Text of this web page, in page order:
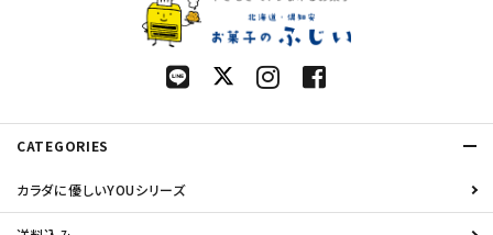
CATEGORIES
カラダに優しいYOUシリーズ